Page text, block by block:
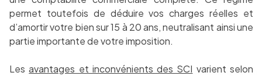
permet toutefois de déduire vos charges réelles et
d’amortir votre bien sur 15 à 20 ans, neutralisant ainsi une
partie importante de votre imposition.
Lesavantages et inconvénients des SCI varient selon